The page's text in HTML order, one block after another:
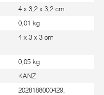
4 x 3,2 x 3,2 cm
0,01 kg
4 x 3 x 3 cm
0,05 kg
KANZ
2028188000429,